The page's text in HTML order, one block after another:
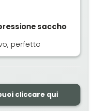
saccho
perfetto
cliccare qui